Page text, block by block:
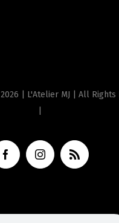
2026 | L'Atelier MJ | All Rights
FacebookInstagramRss